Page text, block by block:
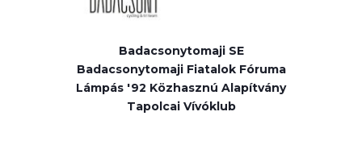
Badacsonytomaji SE
Badacsonytomaji Fiatalok Fóruma
Lámpás '92 Közhasznú Alapítvány
Tapolcai Vívóklub